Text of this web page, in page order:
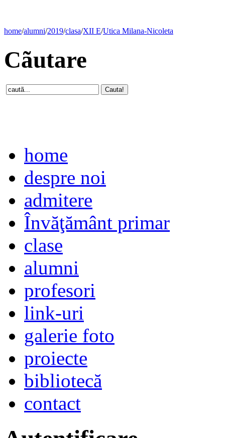
home/alumni/2019/clasa/XII E/Utica Milana-Nicoleta
Cãutare
home
despre noi
admitere
Învăţământ primar
clase
alumni
profesori
link-uri
galerie foto
proiecte
bibliotecă
contact